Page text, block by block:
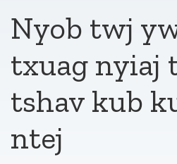
Nyob twj
txuag nyiaj
tshav kub
ntej